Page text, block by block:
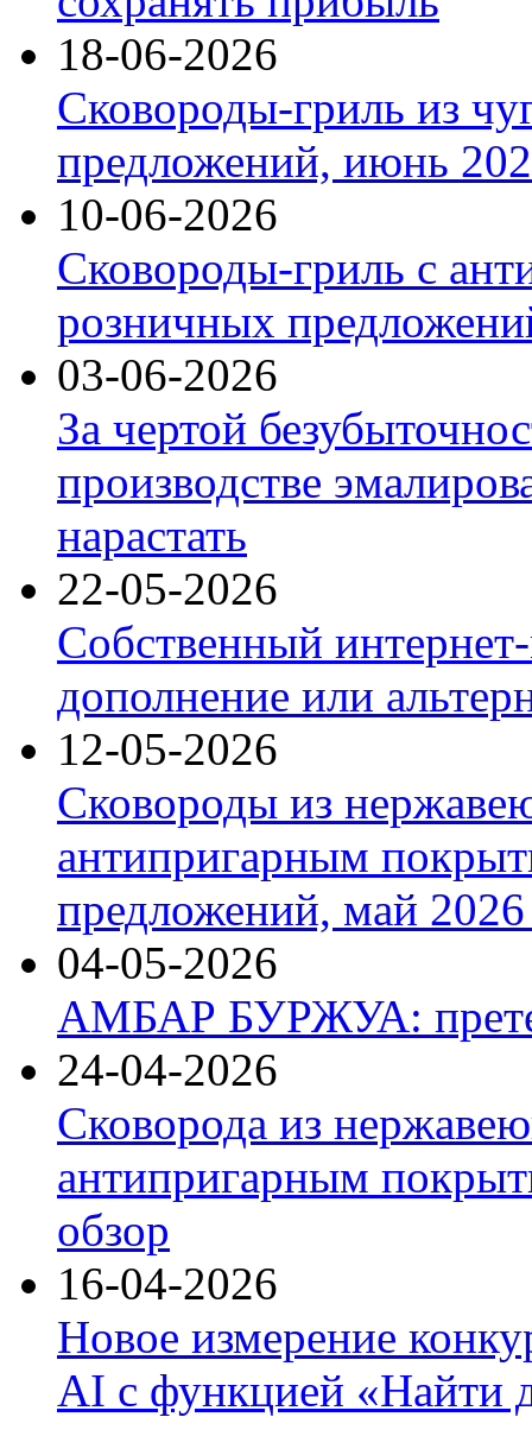
18-06-2026
Сковороды-гриль из
предложений, июнь
10-06-2026
Сковороды-гриль с
розничных
03-06-2026
За чертой
производстве
нарастать
22-05-2026
Собственный
дополнение или
12-05-2026
Сковороды из
антипригарным
предложений, май 2026
04-05-2026
АМБАР БУРЖУА:
24-04-2026
Сковорода из
антипригарным
обзор
16-04-2026
Новое измерение
AI с функцией «Найти